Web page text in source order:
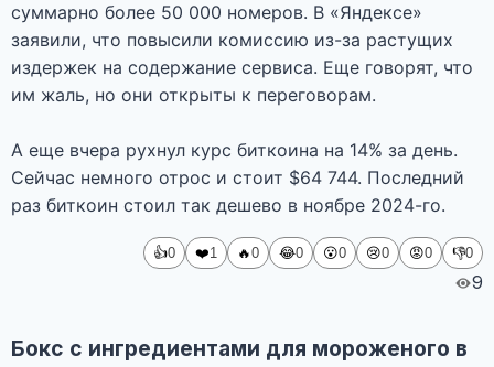
суммарно более 50 000 номеров. В «Яндексе»
заявили, что повысили комиссию из-за растущих
издержек на содержание сервиса. Еще говорят, что
им жаль, но они открыты к переговорам.
А еще вчера рухнул курс биткоина на 14% за день.
Cейчас немного отрос и стоит $64 744. Последний
раз биткоин стоил так дешево в ноябре 2024-го.
👍0 ❤️1 🔥0 😂0 😮0 😢0 😡0 👎0
9
Бокс с ингредиентами для мороженого в